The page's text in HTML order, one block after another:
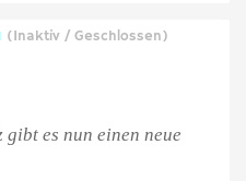
(Inaktiv / Geschlossen)
gibt es nun einen neue